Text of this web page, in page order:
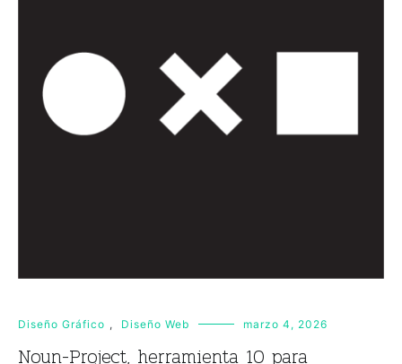
Diseño Gráfico , Diseño Web marzo 4, 2026
Noun-Project, herramienta 10 para